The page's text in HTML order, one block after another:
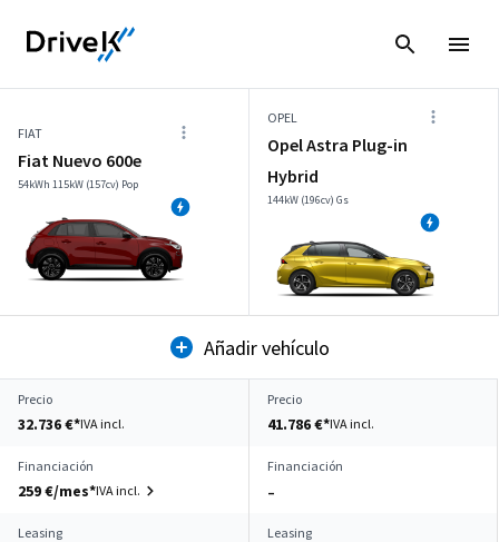
FIAT
Fiat Nuevo 600e
54kWh 115kW (157cv) Pop
OPEL
Opel Astra Plug-in
Hybrid
144kW (196cv) Gs
Añadir vehículo
Precio
32.736 €*IVA incl.
Precio
41.786 €*IVA incl.
Financiación
259 €/mes*IVA incl.
Financiación
–
Leasing
Leasing